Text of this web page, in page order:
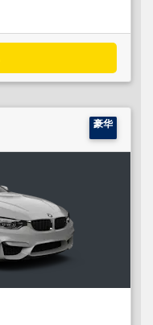
豪华